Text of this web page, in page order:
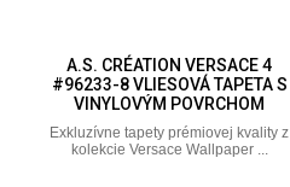
A.S. CRÉATION VERSACE 4
#96233-8 VLIESOVÁ TAPETA S
VINYLOVÝM POVRCHOM
Exkluzívne tapety prémiovej kvality z
kolekcie Versace Wallpaper ...